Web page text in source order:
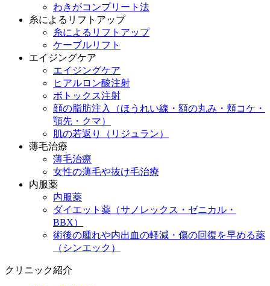
わきがコンプリート法
糸によるリフトアップ
糸によるリフトアップ
ケーブルリフト
エイジングケア
エイジングケア
ヒアルロン酸注射
ボトックス注射
顔の脂肪注入（ほうれい線・額の丸み・頬コケ・
顎先・クマ）
肌の若返り（リジュラン）
薄毛治療
薄毛治療
女性の薄毛や抜け毛治療
内服薬
内服薬
ダイエット薬（サノレックス・ゼニカル・
BBX）
術後の腫れや内出血の軽減・傷の回復を早める薬
（シンエック）
クリニック紹介